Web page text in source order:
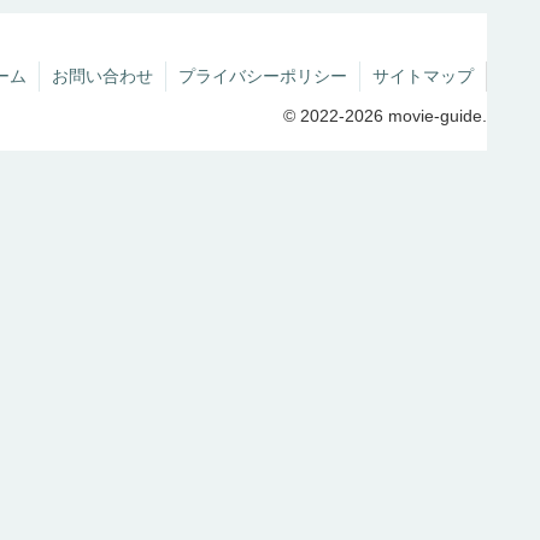
ム お問い合わせ プライバシーポリシー サイトマップ
© 2022-2026 movie-guide.